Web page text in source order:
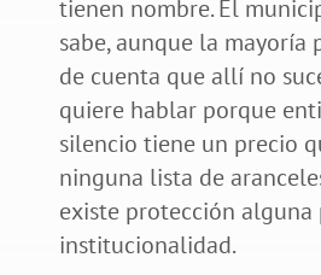
tienen nombre. El
sabe, aunque la mayoría
de cuenta que allí no
quiere hablar porque
silencio tiene un precio
ninguna lista de
existe protección
institucionalidad.